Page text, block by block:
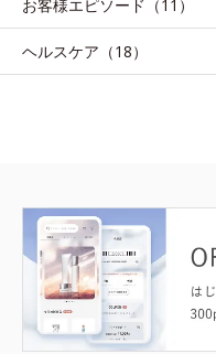
お客様エピソード（11）
ヘルスケア（18）